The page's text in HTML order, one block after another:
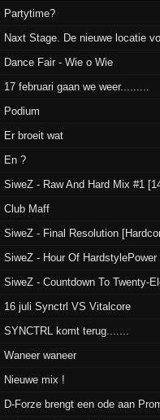
Partytime?
Naxt Stage. De nieuwe locatie
Dance Fair - Wie o Wie
17 februari gaan we weer.........
Podium
Er broeit wat
En ?
SiweZ - Raw And Hard Mix #1
Club Maff
SiweZ - Final Resolution
SiweZ - Hour Of HardstylePower
SiweZ - Countdown To Twenty-
16 juli Synctrl VS Vitalcore
SYNCTRL komt terug.......
Waneer waneer
Nieuwe mix !
D-Forze brengt een ode aan